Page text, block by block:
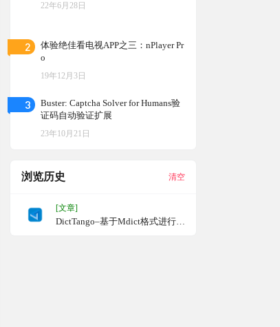
22年6月28日
2
体验绝佳看电视APP之三：nPlayer Pr
o
19年12月3日
3
Buster: Captcha Solver for Humans验
证码自动验证扩展
23年10月21日
浏览历史 清空
[文章]
DictTango–基于Mdict格式进行查